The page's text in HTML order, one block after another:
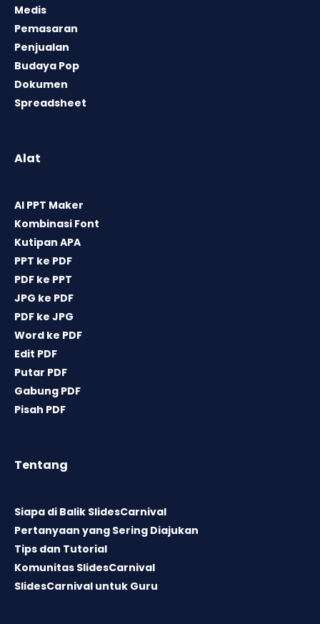
Medis
Pemasaran
Penjualan
Budaya Pop
Dokumen
Spreadsheet
Alat
AI PPT Maker
Kombinasi Font
Kutipan APA
PPT ke PDF
PDF ke PPT
JPG ke PDF
PDF ke JPG
Word ke PDF
Edit PDF
Putar PDF
Gabung PDF
Pisah PDF
Tentang
Siapa di Balik SlidesCarnival
Pertanyaan yang Sering Diajukan
Tips dan Tutorial
Komunitas SlidesCarnival
SlidesCarnival untuk Guru